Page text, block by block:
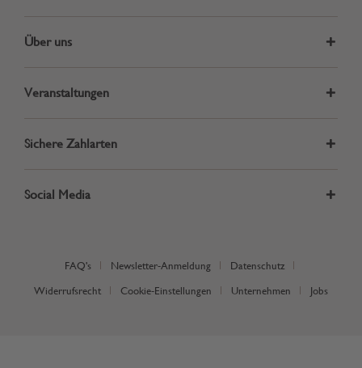
Über uns
Veranstaltungen
Sichere Zahlarten
Social Media
FAQ's Newsletter-Anmeldung Datenschutz
Widerrufsrecht Cookie-Einstellungen Unternehmen Jobs